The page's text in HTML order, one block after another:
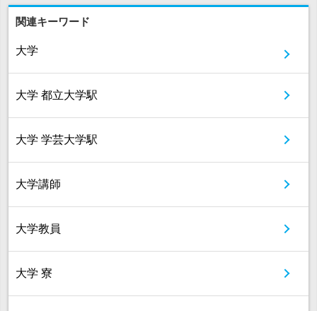
関連キーワード
大学
大学 都立大学駅
大学 学芸大学駅
大学講師
大学教員
大学 寮